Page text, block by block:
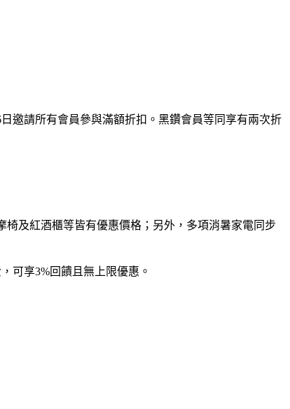
邀請所有會員參與滿額折扣。黑鑽會員等同享有兩次折
及紅酒櫃等皆有優惠價格；另外，多項消暑家電同步
可享3%回饋且無上限優惠。